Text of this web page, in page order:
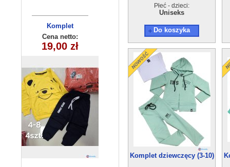
Komplet
dziecięcy
(4-8) 4szt
Cena netto:
19,00 zł
Komplet
dziecięcy
HH-510(4-12)
15szt
Cena netto:
29,00 zł
Płeć - dzieci:
Uniseks
Do koszyka
Komplet dziewczęcy (3-10)